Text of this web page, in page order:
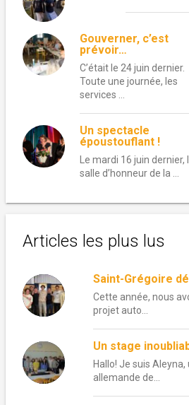
Gouverner, c’est
prévoir…
C’était le 24 juin dernier.
Toute une journée, les
services …
Un spectacle
époustouflant !
Le mardi 16 juin dernier,
salle d’honneur de la …
Articles les plus lus
Saint-Grégoire
Cette année, nous
projet auto...
Un stage
Hallo! Je suis
allemande de...